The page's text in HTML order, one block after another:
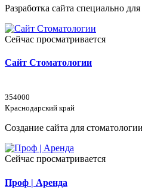
Разработка сайта специально
Сейчас просматривается
Сайт Стоматологии
354000
Краснодарский край
Создание сайта для
Сейчас просматривается
Проф | Аренда